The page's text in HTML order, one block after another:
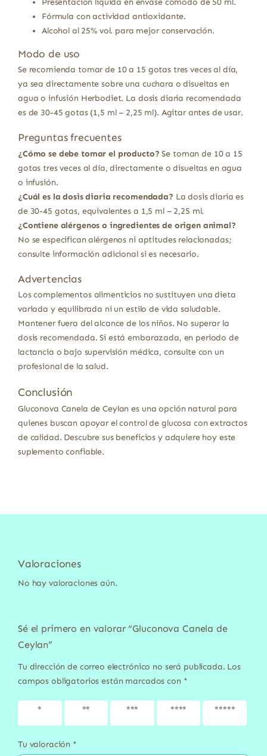
Fórmula con actividad antioxidante.
Alcohol al 25% vol. para mejor conservación.
Modo de uso
Se recomienda tomar de 10 a 15 gotas tres veces al día,
ya sea directamente sobre una cuchara o disueltas en
agua o infusión Herbodiet. La dosis diaria recomendada
es de 30-45 gotas (1,5 ml – 2,25 ml). Agitar antes de usar.
Preguntas frecuentes
¿Cómo se debe tomar el producto? Se toman de 10 a 15
gotas tres veces al día, directamente o disueltas en agua
o infusión.
¿Cuál es la dosis diaria recomendada? La dosis diaria es
de 30-45 gotas, equivalentes a 1,5 ml – 2,25 ml.
¿Contiene alérgenos o ingredientes de origen animal?
No se especifican alérgenos ni aptitudes relacionadas;
consulte información adicional si es necesario.
Advertencias
Los complementos alimenticios no sustituyen una dieta
variada y equilibrada ni un estilo de vida saludable.
Mantener fuera del alcance de los niños. No superar la
dosis recomendada. Si está embarazada, en periodo de
lactancia o bajo supervisión médica, consulte con un
profesional de la salud.
Conclusión
Gluconova Canela de Ceylan es una opción natural para
quienes buscan apoyar el control de glucosa con extractos
de calidad. Descubre sus beneficios y adquiere hoy este
suplemento confiable.
Valoraciones
No hay valoraciones aún.
Sé el primero en valorar “Gluconova Canela de
Ceylan”
Tu dirección de correo electrónico no será publicada. Los
campos obligatorios están marcados con *
1 de 5
2 de 5
3 de 5
4 de 5
5 de 5
Tu valoración *